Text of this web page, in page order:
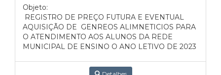
Objeto:
REGISTRO DE PREÇO FUTURA E EVENTUAL
AQUISIÇÃO DE GENREOS ALIMNETICIOS PARA
O ATENDIMENTO AOS ALUNOS DA REDE
MUNICIPAL DE ENSINO O ANO LETIVO DE 2023